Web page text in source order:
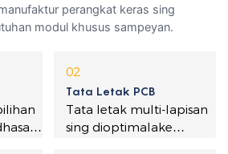
perangkat keras sing
modul khusus sampeyan.
02
Tata Letak PCB
Tata letak multi-lapisan
sing dioptimalake